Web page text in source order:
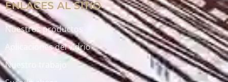
ENLACES AL SITIO
Nuestros productos
Aplicaciones del vidrio
Nuestro trabajo